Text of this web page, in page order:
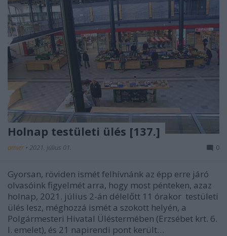
Holnap testületi ülés [137.]
amier • 2021. július 01. 0
Gyorsan, röviden ismét felhívnánk az épp erre járó
olvasóink figyelmét arra, hogy most pénteken, azaz
holnap, 2021. július 2-án délelőtt 11 órakor testületi
ülés lesz, méghozzá ismét a szokott helyén, a
Polgármesteri Hivatal Üléstermében (Erzsébet krt. 6.
I. emelet), és 21 napirendi pont került…